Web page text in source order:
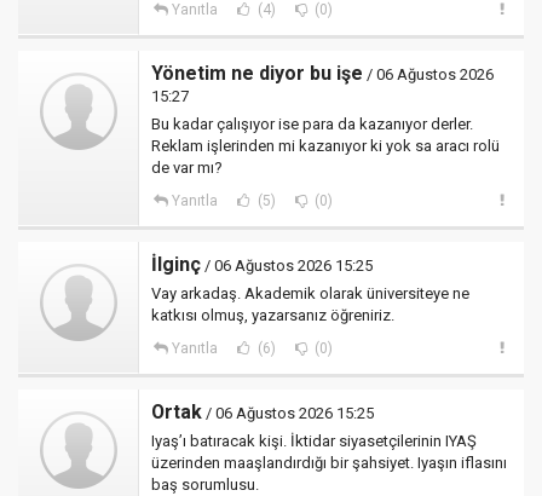
Yanıtla (4) (0)
Yönetim ne diyor bu işe / 06 Ağustos 2026
15:27
Bu kadar çalışıyor ise para da kazanıyor derler.
Reklam işlerinden mi kazanıyor ki yok sa aracı rolü
de var mı?
Yanıtla (5) (0)
İlginç / 06 Ağustos 2026 15:25
Vay arkadaş. Akademik olarak üniversiteye ne
katkısı olmuş, yazarsanız öğreniriz.
Yanıtla (6) (0)
Ortak / 06 Ağustos 2026 15:25
Iyaş’ı batıracak kişi. İktidar siyasetçilerinin IYAŞ
üzerinden maaşlandırdığı bir şahsiyet. Iyaşın iflasını
baş sorumlusu.